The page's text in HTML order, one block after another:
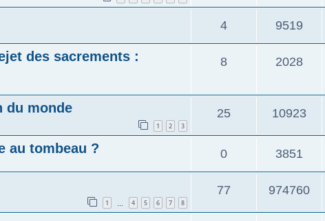
4 9519
des sacrements :
8 2028
du monde
1 2 3
25 10923
au tombeau ? 0 3851
1 … 4 5 6 7 8
77 974760